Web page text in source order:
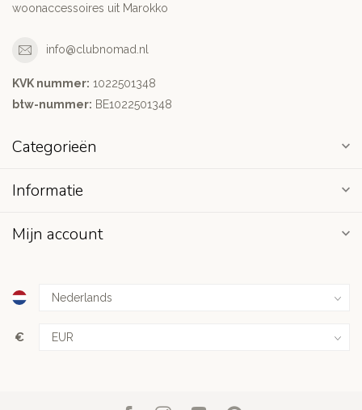
woonaccessoires uit Marokko
info@clubnomad.nl
KVK nummer: 1022501348
btw-nummer: BE1022501348
Categorieën
Informatie
Mijn account
€